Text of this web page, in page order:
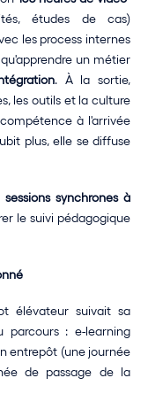
études de cas)
les process internes
un métier
. À la sortie,
les outils et la culture
à l'arrivée
plus, elle se diffuse
sessions synchrones à
le suivi pédagogique
élévateur suivait sa
parcours : e-learning
entrepôt (une journée
de passage de la